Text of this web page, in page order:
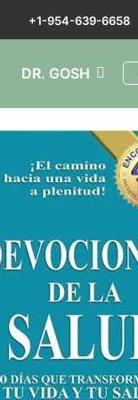
+1-954-639-6658
DR. GOSH